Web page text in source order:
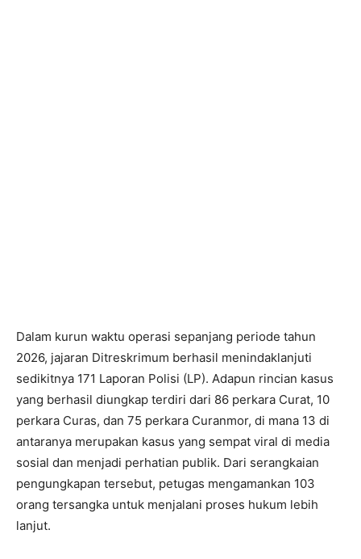
Dalam kurun waktu operasi sepanjang periode tahun
2026, jajaran Ditreskrimum berhasil menindaklanjuti
sedikitnya 171 Laporan Polisi (LP). Adapun rincian kasus
yang berhasil diungkap terdiri dari 86 perkara Curat, 10
perkara Curas, dan 75 perkara Curanmor, di mana 13 di
antaranya merupakan kasus yang sempat viral di media
sosial dan menjadi perhatian publik. Dari serangkaian
pengungkapan tersebut, petugas mengamankan 103
orang tersangka untuk menjalani proses hukum lebih
lanjut.